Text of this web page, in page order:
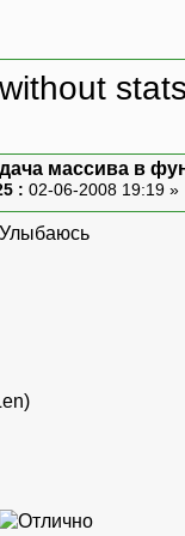
массива в
: 02-06-2008 19:19 »